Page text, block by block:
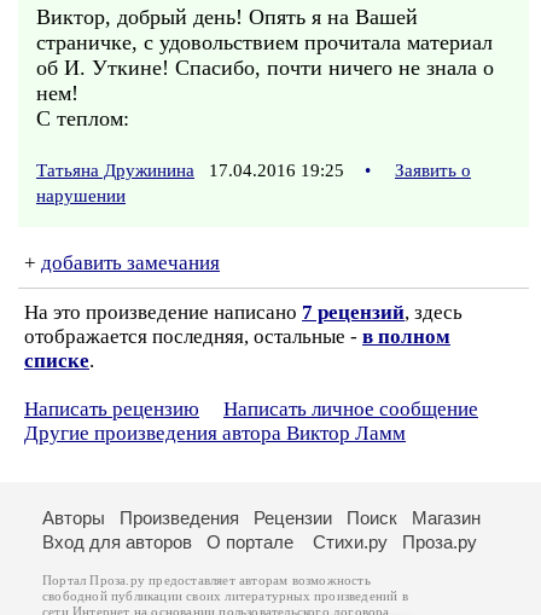
Виктор, добрый день! Опять я на Вашей
страничке, с удовольствием прочитала материал
об И. Уткине! Спасибо, почти ничего не знала о
нем!
С теплом:
Татьяна Дружинина 17.04.2016 19:25 •
Заявить о
нарушении
+ добавить замечания
На это произведение написано 7 рецензий, здесь
отображается последняя, остальные - в полном
списке.
Написать рецензию
Написать личное сообщение
Другие произведения автора Виктор Ламм
Авторы Произведения Рецензии Поиск
Магазин
Вход для авторов
О портале Стихи.ру Проза.ру
Портал Проза.ру предоставляет авторам возможность
свободной публикации своих литературных произведений в
сети Интернет на основаниипользовательского договора